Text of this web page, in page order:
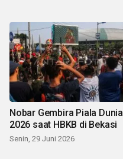
Nobar Gembira Piala Dunia
2026 saat HBKB di Bekasi
Senin, 29 Juni 2026